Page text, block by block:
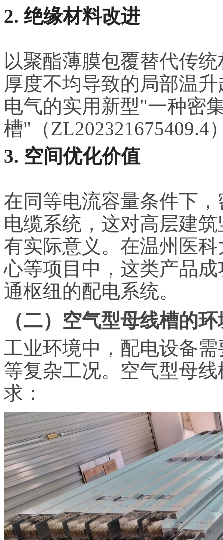
2. 绝缘材料改进
以聚酯薄膜包覆替代传
厚度不均导致的局部温
电气的实用新型"一种密
槽"（ZL202321675409.4
3. 空间优化价值
在同等电流容量条件下
电缆系统，这对高层建
有实际意义。在温州医
心等项目中，这类产品
通枢纽的配电系统。
（二）空气型母线槽的
工业环境中，配电设备
等复杂工况。空气型母
求：